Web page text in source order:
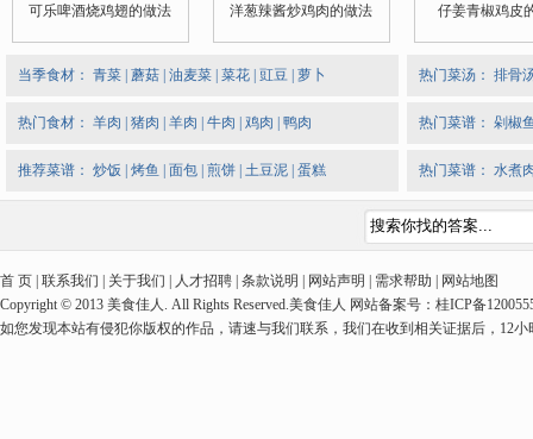
可乐啤酒烧鸡翅的做法 洋葱辣酱炒鸡肉的做法 仔姜青椒鸡皮
当季食材： 青菜 | 蘑菇 | 油麦菜 | 菜花 | 豇豆 | 萝卜
热门食材： 羊肉 | 猪肉 | 羊肉 | 牛肉 | 鸡肉 | 鸭肉
推荐菜谱： 炒饭 | 烤鱼 | 面包 | 煎饼 | 土豆泥 | 蛋糕
热门菜汤： 排骨
热门菜谱： 剁椒
热门菜谱： 水煮
首 页 | 联系我们 | 关于我们 | 人才招聘 | 条款说明 | 网站声明 | 需求帮助 | 网站地图
Copyright © 2013 美食佳人. All Rights Reserved.美食佳人 网站备案号：桂ICP备
如您发现本站有侵犯你版权的作品，请速与我们联系，我们在收到相关证据后，12